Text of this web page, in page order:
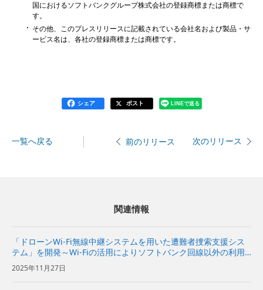
国におけるソフトバンクグループ株式会社の登録商標または商標で
す。
その他、このプレスリリースに記載されている会社名および製品・サ
ービス名は、各社の登録商標または商標です。
シェア ポスト LINEで送る
一覧へ戻る 前のリリース 次のリリース
関連情報
「ドローンWi-Fi無線中継システムを用いた遭難者捜索支援シス
テム」を開発～Wi-Fiの活用によりソフトバンク回線以外の利用
者の捜索も可能に～
2025年11月27日